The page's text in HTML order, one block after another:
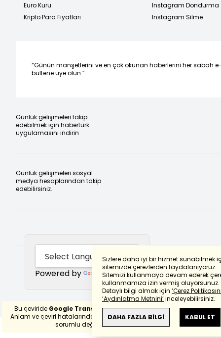
Sizlere daha iyi bir hizmet sunabilmek
sitemizde çerezlerden faydalanıyoruz.
Sitemizi kullanmaya devam ederek
kullanmamıza izin vermiş oluyorsunuz.
Detaylı bilgi almak için ‘Çerez
‘Aydınlatma Metnini’inceleyebilirsiniz.
DAHA FAZLA BİLGİ KABUL ET
Euro Kuru
Kripto Para Fiyatları
Instagram Dondurma
Instagram Silme
“Günün manşetlerini ve en çok okunan haberlerini her sabah
bültene üye olun.”
Günlük gelişmeleri takip
edebilmek için habertürk
uygulamasını indirin
Günlük gelişmeleri sosyal
medya hesaplarından takip
edebilirsiniz.
Powered by Translate
Bu çeviride Google Transletekullanılmıştır.
Anlam ve çeviri hatalarından
haberturk.com
sorumlu değildir.